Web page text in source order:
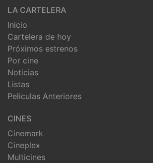
LA CARTELERA
Inicio
Cartelera de hoy
Próximos estrenos
Por cine
Noticias
Listas
Peliculas Anteriores
CINES
Cinemark
Cineplex
Multicines